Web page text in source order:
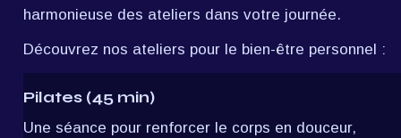
harmonieuse des ateliers dans votre journée.
Découvrez nos ateliers pour le bien-être personnel :
Pilates (45 min)
Une séance pour renforcer le corps en douceur,